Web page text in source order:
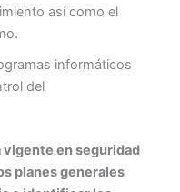
así como el
informáticos
del
vigente en seguridad
planes generales